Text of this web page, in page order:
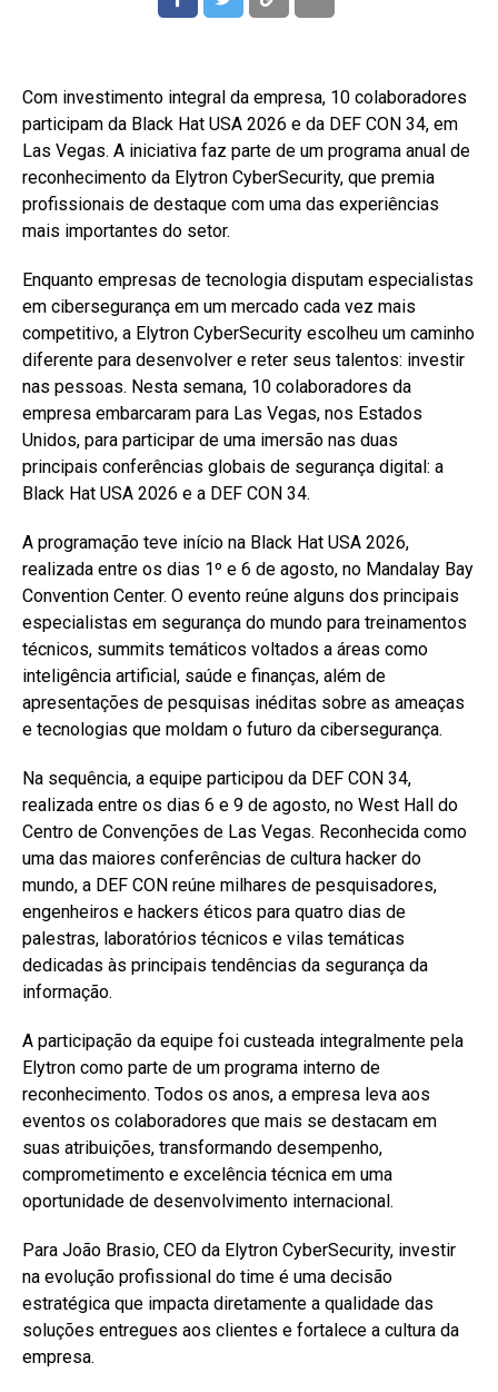
Com investimento integral da empresa, 10 colaboradores
participam da Black Hat USA 2026 e da DEF CON 34, em
Las Vegas. A iniciativa faz parte de um programa anual de
reconhecimento da Elytron CyberSecurity, que premia
profissionais de destaque com uma das experiências
mais importantes do setor.
Enquanto empresas de tecnologia disputam especialistas
em cibersegurança em um mercado cada vez mais
competitivo, a Elytron CyberSecurity escolheu um caminho
diferente para desenvolver e reter seus talentos: investir
nas pessoas. Nesta semana, 10 colaboradores da
empresa embarcaram para Las Vegas, nos Estados
Unidos, para participar de uma imersão nas duas
principais conferências globais de segurança digital: a
Black Hat USA 2026 e a DEF CON 34.
A programação teve início na Black Hat USA 2026,
realizada entre os dias 1º e 6 de agosto, no Mandalay Bay
Convention Center. O evento reúne alguns dos principais
especialistas em segurança do mundo para treinamentos
técnicos, summits temáticos voltados a áreas como
inteligência artificial, saúde e finanças, além de
apresentações de pesquisas inéditas sobre as ameaças
e tecnologias que moldam o futuro da cibersegurança.
Na sequência, a equipe participou da DEF CON 34,
realizada entre os dias 6 e 9 de agosto, no West Hall do
Centro de Convenções de Las Vegas. Reconhecida como
uma das maiores conferências de cultura hacker do
mundo, a DEF CON reúne milhares de pesquisadores,
engenheiros e hackers éticos para quatro dias de
palestras, laboratórios técnicos e vilas temáticas
dedicadas às principais tendências da segurança da
informação.
A participação da equipe foi custeada integralmente pela
Elytron como parte de um programa interno de
reconhecimento. Todos os anos, a empresa leva aos
eventos os colaboradores que mais se destacam em
suas atribuições, transformando desempenho,
comprometimento e excelência técnica em uma
oportunidade de desenvolvimento internacional.
Para João Brasio, CEO da Elytron CyberSecurity, investir
na evolução profissional do time é uma decisão
estratégica que impacta diretamente a qualidade das
soluções entregues aos clientes e fortalece a cultura da
empresa.